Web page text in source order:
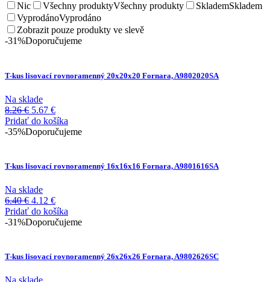
Nic
Všechny produktyVšechny produkty SklademSkladem
VyprodánoVyprodáno
Zobrazit pouze produkty ve slevě
-31%Doporučujeme
T-kus lisovací rovnoramenný 20x20x20 Fornara, A9802020SA
Na sklade
8.26€ Pôvodná
cena
bola:
5.67 €Aktuálna
cena
je:
Pridať do košíka
-35%Doporučujeme
T-kus lisovací rovnoramenný 16x16x16 Fornara, A9801616SA
Na sklade
6.40€ Pôvodná
cena
bola:
4.12 €Aktuálna
cena
je:
Pridať do košíka
-31%Doporučujeme
T-kus lisovací rovnoramenný 26x26x26 Fornara, A9802626SC